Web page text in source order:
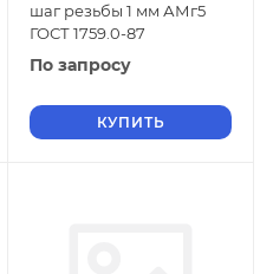
шаг резьбы 1 мм АМг5
ГОСТ 1759.0-87
По запросу
КУПИТЬ